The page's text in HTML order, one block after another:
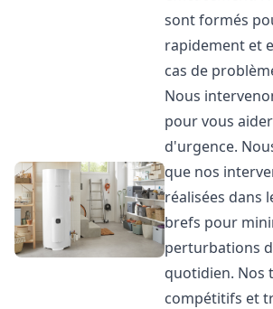
sont formés
rapidement et
cas de
Nous
pour vous
d'urgence.
que nos
réalisées dans
brefs pour
perturbations
quotidien. Nos
compétitifs et